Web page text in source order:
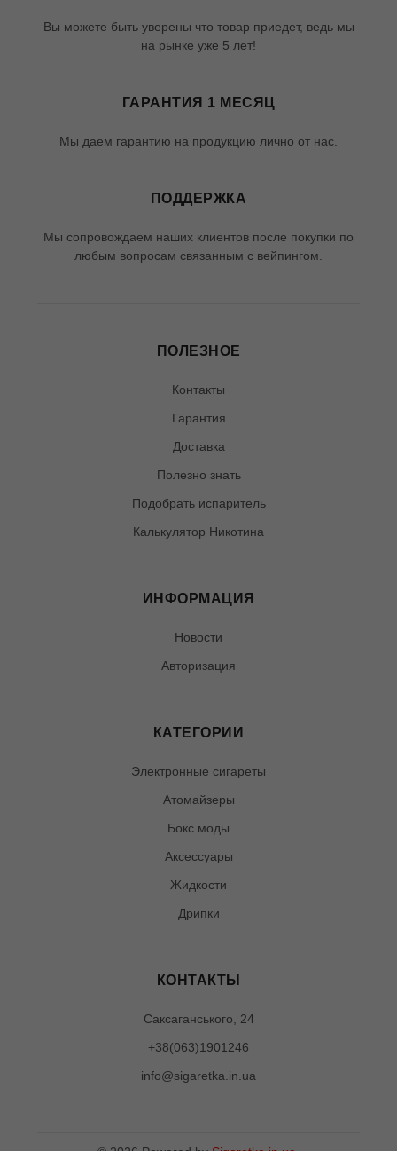
Вы можете быть уверены что товар приедет, ведь мы
на рынке уже 5 лет!
ГАРАНТИЯ 1 МЕСЯЦ
Мы даем гарантию на продукцию лично от нас.
ПОДДЕРЖКА
Мы сопровождаем наших клиентов после покупки по
любым вопросам связанным с вейпингом.
ПОЛЕЗНОЕ
Контакты
Гарантия
Доставка
Полезно знать
Подобрать испаритель
Калькулятор Никотина
ИНФОРМАЦИЯ
Новости
Авторизация
КАТЕГОРИИ
Электронные сигареты
Атомайзеры
Бокс моды
Аксессуары
Жидкости
Дрипки
КОНТАКТЫ
Саксаганського, 24
+38(063)1901246
info@sigaretka.in.ua